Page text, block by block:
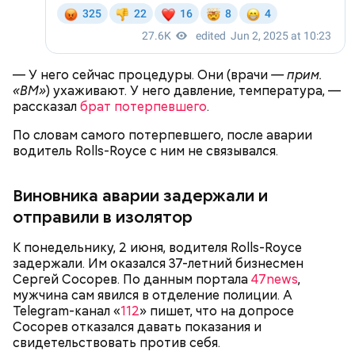
— У него сейчас процедуры. Они (врачи— прим.
«ВМ») ухаживают. У него давление, температура, —
рассказалбрат потерпевшего.
По словам самого потерпевшего, после аварии
водитель Rolls-Royce с ним не связывался.
Виновника аварии задержали и
отправили в изолятор
К понедельнику, 2 июня, водителя Rolls-Royce
задержали. Им оказался 37-летний бизнесмен
Сергей Сосорев. По данным портала47news,
мужчина сам явился в отделение полиции. А
Telegram-канал «112» пишет, что на допросе
Сосорев отказался давать показания и
свидетельствовать против себя.
Приговор Гасанову
судебных разбирательствах заочно через своего
адвоката Дмитрия Козяйкина. В январе 2026 года
завершилось предварительное расследование —
прокурорзапросил для блогерашесть лет лишения
свободы. Но суд «сжалился» над инфлюенсером.
Миссюра постоянно путался в показаниях.
«недоброжелателей», потом признал вину, а еще
через некоторое время назвал смерть приятеля
случайностью. В январе 2026 года он извинился
перед жертвами.
смогут зажить, —сожалел он.